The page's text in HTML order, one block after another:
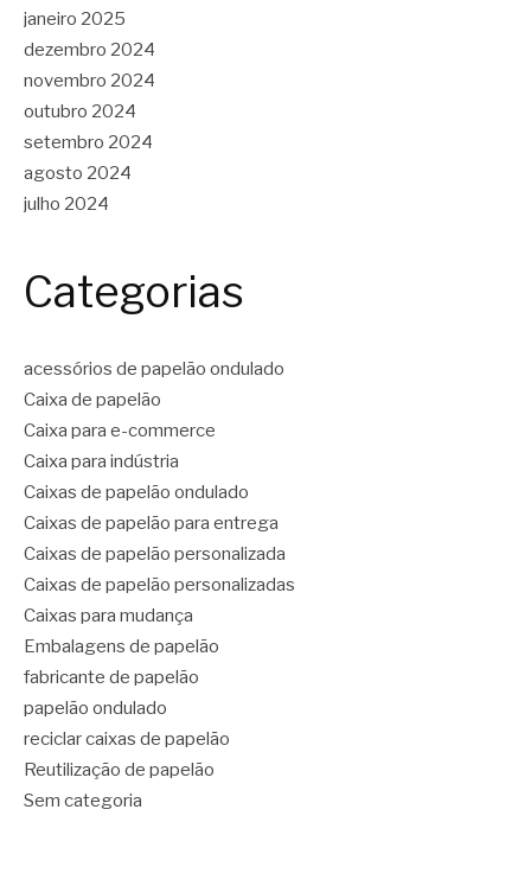
janeiro 2025
dezembro 2024
novembro 2024
outubro 2024
setembro 2024
agosto 2024
julho 2024
Categorias
acessórios de papelão ondulado
Caixa de papelão
Caixa para e-commerce
Caixa para indústria
Caixas de papelão ondulado
Caixas de papelão para entrega
Caixas de papelão personalizada
Caixas de papelão personalizadas
Caixas para mudança
Embalagens de papelão
fabricante de papelão
papelão ondulado
reciclar caixas de papelão
Reutilização de papelão
Sem categoria